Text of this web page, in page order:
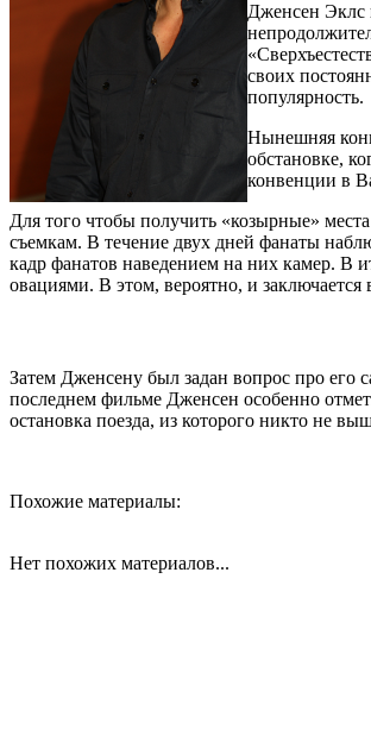
Дженсен Эклс
своих
популярность.
Нынешняя
обстановке,
конвенции в
Для того чтобы получить «козырные»
съемкам. В течение двух дней фанаты
кадр фанатов наведением на них камер. В
овациями. В этом, вероятно, и
Затем Дженсену был задан вопрос про
последнем фильме Дженсен особенно
остановка поезда, из которого никто не
Похожие материалы:
Нет похожих материалов...